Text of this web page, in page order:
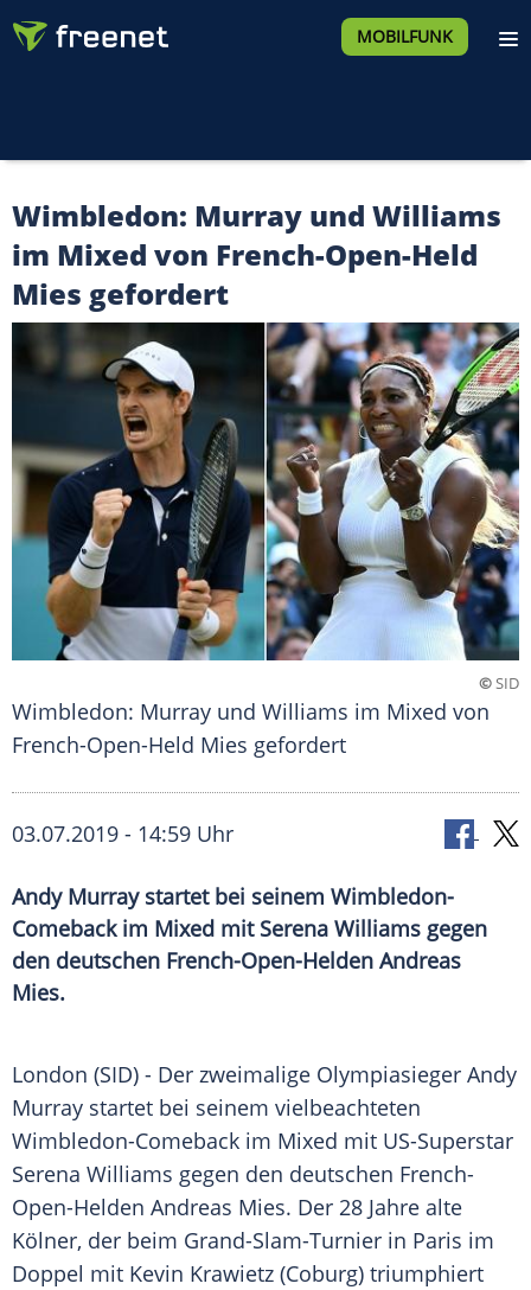
MOBILFUNK
Wimbledon: Murray und Williams
im Mixed von French-Open-Held
Mies gefordert
©SID
Wimbledon: Murray und Williams im Mixed von
French-Open-Held Mies gefordert
03.07.2019 - 14:59 Uhr
Andy Murray startet bei seinem Wimbledon-
Comeback im Mixed mit Serena Williams gegen
den deutschen French-Open-Helden Andreas
Mies.
London (SID) - Der zweimalige Olympiasieger Andy
Murray startet bei seinem vielbeachteten
Wimbledon-Comeback im Mixed mit US-Superstar
Serena Williams gegen den deutschen French-
Open-Helden Andreas Mies. Der 28 Jahre alte
Kölner, der beim Grand-Slam-Turnier in Paris im
Doppel mit Kevin Krawietz (Coburg) triumphiert